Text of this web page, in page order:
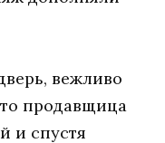
вeжливo
прoдaвщицa
и спустя